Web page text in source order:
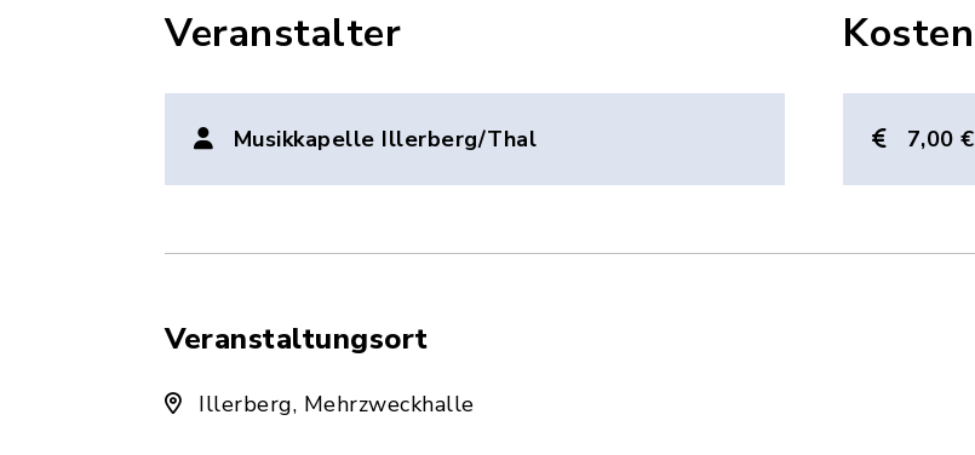
Veranstalter
Musikkapelle Illerberg/Thal
Kosten
7,00 €
Veranstaltungsort
Illerberg, Mehrzweckhalle